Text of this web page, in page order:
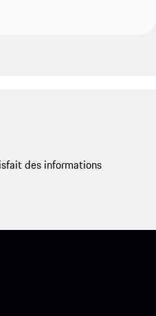
des informations